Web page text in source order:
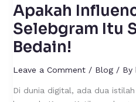
Apakah
Selebgram Itu
Bedain!
Leave a Comment / Blog/ By
Di dunia digital, ada dua